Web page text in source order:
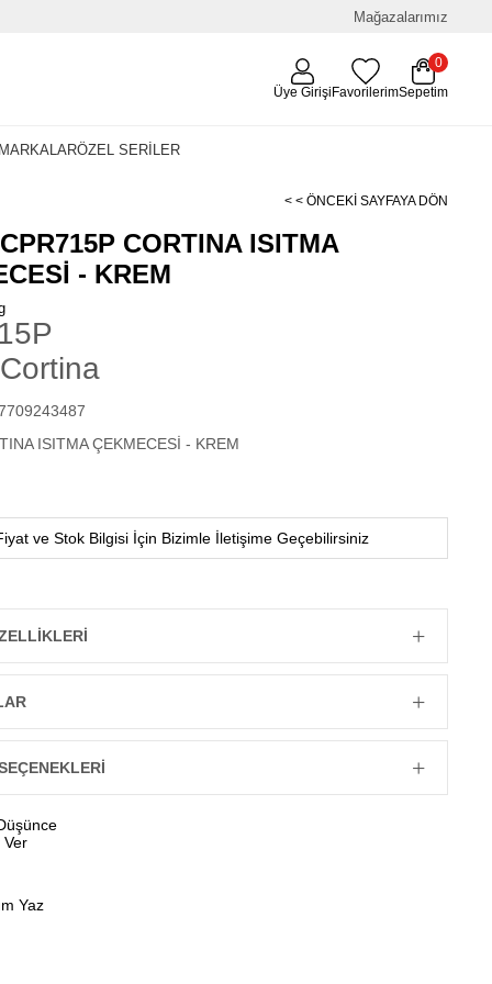
Mağazalarımız
Üye Girişi FavorilerimSepetim
0
MARKALARÖZEL SERİLER
< < ÖNCEKI SAYFAYA DÖN
CORTINA ISITMA
- KREM
ISITMA ÇEKMECESİ - KREM
ve Stok Bilgisi İçin Bizimle İletişime Geçebilirsiniz
Ver
Yaz